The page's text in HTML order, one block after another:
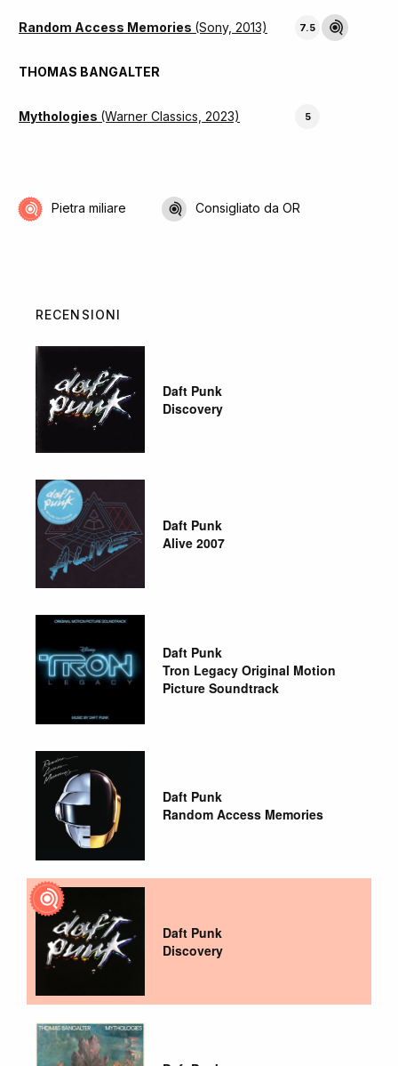
Random Access Memories (Sony, 2013) 7.5
THOMAS BANGALTER
Mythologies (Warner Classics, 2023) 5
Pietra miliare Consigliato da OR
RECENSIONI
Daft Punk
Discovery
Daft Punk
Alive 2007
Daft Punk
Tron Legacy Original Motion
Picture Soundtrack
Daft Punk
Random Access Memories
Daft Punk
Discovery